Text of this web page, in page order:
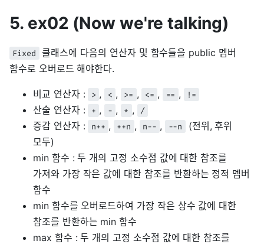
5. ex02 (Now we're talking)
Fixed
클래스에 다음의 연산자 및 함수들을 public 멤버
함수로 오버로드 해야한다.
비교 연산자 : > , < , >= , <= , == , !=
산술 연산자 : + , - , * , /
증감 연산자 : n++ , ++n , n-- , --n
(전위, 후위
모두)
min 함수 : 두 개의 고정 소수점 값에 대한 참조를
가져와 가장 작은 값에 대한 참조를 반환하는 정적 멤버
함수
min 함수를 오버로드하여 가장 작은 상수 값에 대한
참조를 반환하는 min 함수
max 함수 : 두 개의 고정 소수점 값에 대한 참조를